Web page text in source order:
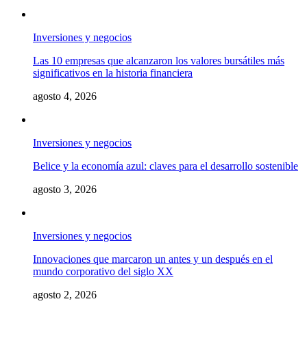
Inversiones y negocios
Las 10 empresas que alcanzaron los valores bursátiles más
significativos en la historia financiera
agosto 4, 2026
Inversiones y negocios
Belice y la economía azul: claves para el desarrollo sostenible
agosto 3, 2026
Inversiones y negocios
Innovaciones que marcaron un antes y un después en el
mundo corporativo del siglo XX
agosto 2, 2026